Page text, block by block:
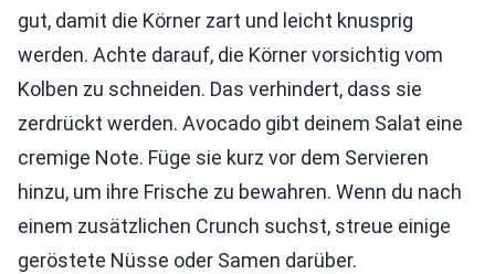
gut, damit die Körner zart und leicht knusprig
werden. Achte darauf, die Körner vorsichtig vom
Kolben zu schneiden. Das verhindert, dass sie
zerdrückt werden. Avocado gibt deinem Salat eine
cremige Note. Füge sie kurz vor dem Servieren
hinzu, um ihre Frische zu bewahren. Wenn du nach
einem zusätzlichen Crunch suchst, streue einige
geröstete Nüsse oder Samen darüber.